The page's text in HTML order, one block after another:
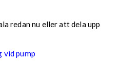
redan nu eller att dela upp
vid pump